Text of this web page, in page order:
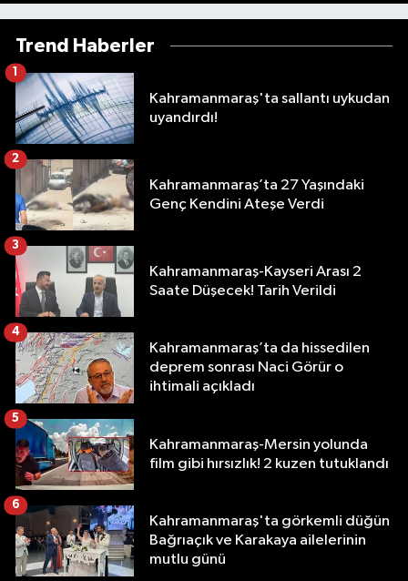
Trend Haberler
Kahramanmaraş'ta sallantı uykudan
uyandırdı!
1
Kahramanmaraş’ta 27 Yaşındaki
Genç Kendini Ateşe Verdi
2
Kahramanmaraş-Kayseri Arası 2
Saate Düşecek! Tarih Verildi
3
Kahramanmaraş’ta da hissedilen
deprem sonrası Naci Görür o
ihtimali açıkladı
4
Kahramanmaraş-Mersin yolunda
film gibi hırsızlık! 2 kuzen tutuklandı
5
Kahramanmaraş'ta görkemli düğün
Bağrıaçık ve Karakaya ailelerinin
mutlu günü
6